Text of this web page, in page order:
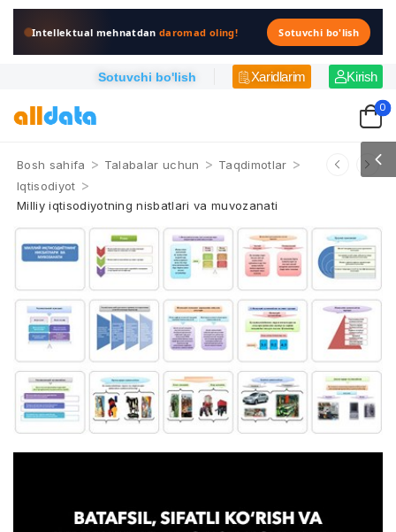
Intellektual mehnatdandaromad oling! Sotuvchi bo'lish
Sotuvchi bo'lish Xaridlarim Kirish
0
Bosh sahifa > Talabalar uchun > Taqdimotlar >
Iqtisodiyot >
Milliy iqtisodiyotning nisbatlari va muvozanati